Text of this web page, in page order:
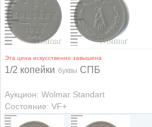
Эта цена искусственно завышена
1/2 копейки буквы СПБ
Аукцион: Wolmar Standart
Состояние: VF+